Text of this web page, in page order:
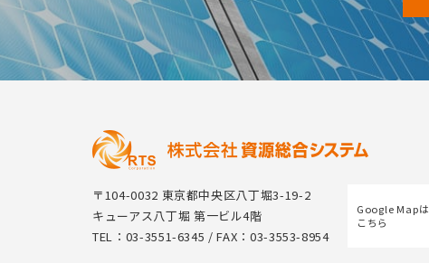
〒104-0032 東京都中央区八丁堀3-19-2
キューアス八丁堀 第一ビル4階
TEL：03-3551-6345 / FAX：03-3553-8954
Google Mapは
こちら